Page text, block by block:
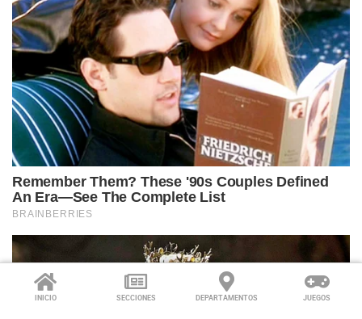
INICIO SECCIONES DEPARTAMENTOS JUEGOS